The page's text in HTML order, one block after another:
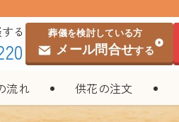
流れ 供花の注文
る 葬儀を検討している方
メール問合せする